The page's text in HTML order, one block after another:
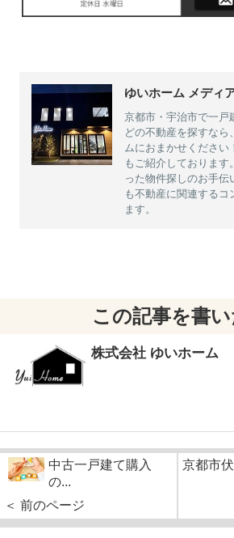
ゆいホーム メディ
京都市・宇治市で一戸
どの不動産を探すなら
ムにおまかせください
もご紹介しております
った物件探しのお手伝
も不動産に関連するコ
ます。
この記事を書
株式会社 ゆいホーム
中古一戸建て購入
の...
＜ 前のページ
京都市